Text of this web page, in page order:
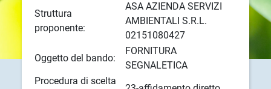
Struttura
proponente:
ASA AZIENDA SERVIZI
AMBIENTALI S.R.L.
02151080427
Oggetto del bando:
FORNITURA
SEGNALETICA
Procedura di scelta